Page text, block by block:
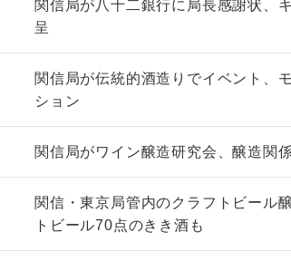
関信局が八十二銀行に局長感謝状、
呈
関信局が伝統的酒造りでイベント、
ション
関信局がワイン醸造研究会、醸造関
関信・東京局管内のクラフトビール
トビール70点のきき酒も